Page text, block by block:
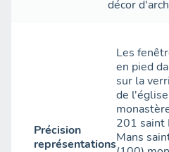
décor
Précision
représentations
Les
en pied
sur la
de
201 saint
Mans